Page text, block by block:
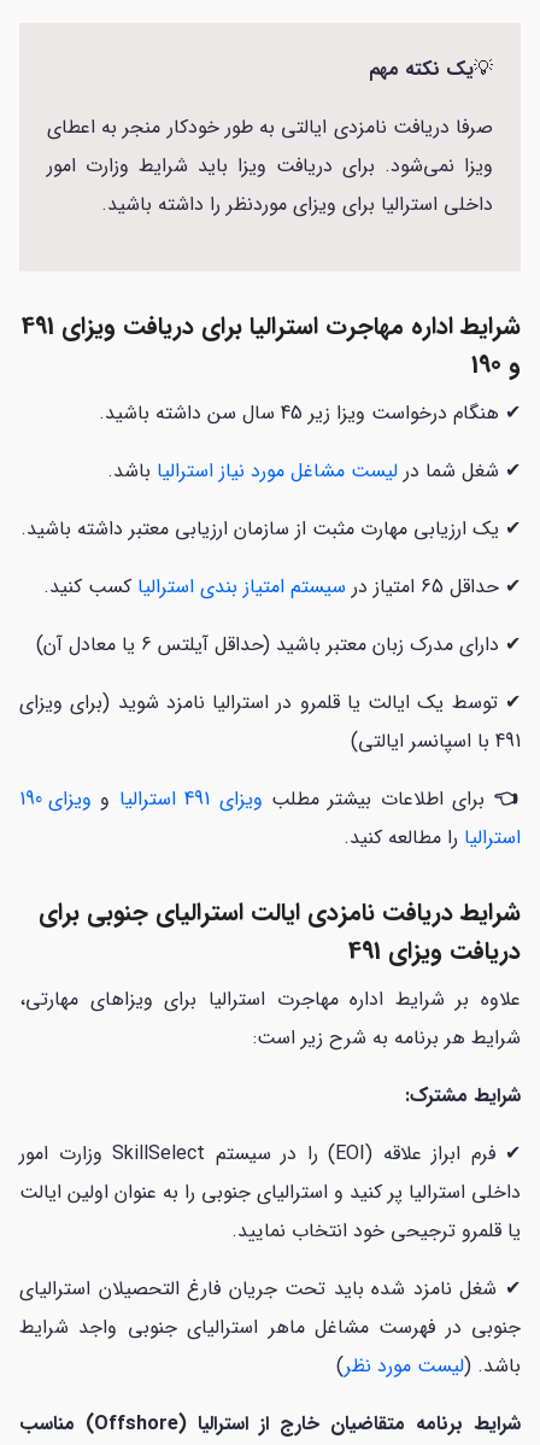
💡یک نکته مهم
صرفا دریافت نامزدی ایالتی به طور خودکار منجر به اعطای
ویزا نمی‌شود. برای دریافت ویزا باید شرایط وزارت امور
داخلی استرالیا برای ویزای موردنظر را داشته باشید.
شرایط اداره مهاجرت استرالیا برای دریافت ویزای 491
و 190
✔ هنگام درخواست ویزا زیر 45 سال سن داشته باشید.
✔ شغل شما در لیست مشاغل مورد نیاز استرالیا باشد.
✔ یک ارزیابی مهارت مثبت از سازمان ارزیابی معتبر داشته باشید.
✔ حداقل 65 امتیاز در
سیستم امتیاز بندی استرالیا کسب کنید.
✔ دارای مدرک زبان معتبر باشید (حداقل آیلتس 6 یا معادل آن)
✔ توسط یک ایالت یا قلمرو در استرالیا نامزد شوید (برای ویزای
491 با اسپانسر ایالتی)
👈 برای اطلاعات بیشتر مطلب ویزای 491 استرالیا و
ویزای 190
استرالیا را مطالعه کنید.
شرایط دریافت نامزدی ایالت استرالیای جنوبی برای
دریافت ویزای 491
علاوه بر شرایط اداره مهاجرت استرالیا برای ویزاهای مهارتی،
شرایط هر برنامه به شرح زیر است:
شرایط مشترک:
✔ فرم ابراز علاقه (EOI) را در سیستم SkillSelect وزارت امور
داخلی استرالیا پر کنید و استرالیای جنوبی را به عنوان اولین ایالت
یا قلمرو ترجیحی خود انتخاب نمایید.
✔ شغل نامزد شده باید تحت جریان فارغ التحصیلان استرالیای
جنوبی در فهرست مشاغل ماهر استرالیای جنوبی واجد شرایط
باشد. (لیست مورد نظر)
شرایط برنامه متقاضیان خارج از استرالیا (Offshore) مناسب